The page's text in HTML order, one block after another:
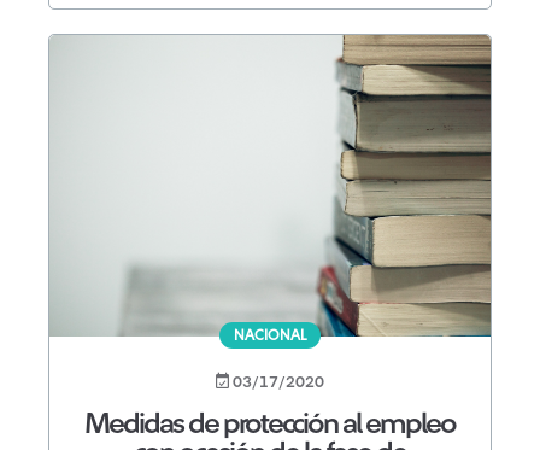
NACIONAL
03/17/2020
Medidas de protección al empleo